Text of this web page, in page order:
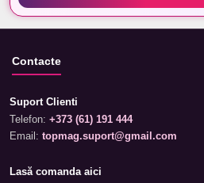
Contacte
Suport Clienti
Telefon: +373 (61) 191 444
Email: topmag.suport@gmail.com
Lasă comanda aici